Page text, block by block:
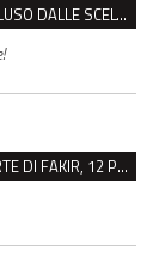
PARK ZUCCHI, LEGA: “CONSIGLIO COMUNALE ESCLUSO DALLE SCELTE, PRETENDIAMO TUTTI GLI ATTI”
SCONTRI E DISORDINI A BOLOGNA DOPO LA MORTE DI FAKIR, 12 PERSONE INDAGATE